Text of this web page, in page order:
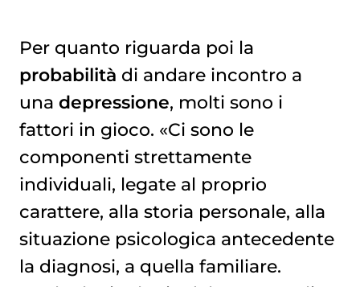
Per quanto riguarda poi la
probabilità di andare incontro a
una depressione, molti sono i
fattori in gioco. «Ci sono le
componenti strettamente
individuali, legate al proprio
carattere, alla storia personale, alla
situazione psicologica antecedente
la diagnosi, a quella familiare.